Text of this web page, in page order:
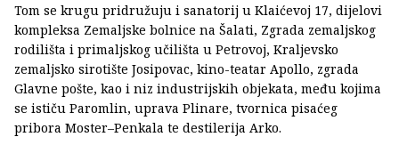
Tom se krugu pridružuju i sanatorij u Klaićevoj 17, dijelovi
kompleksa Zemaljske bolnice na Šalati, Zgrada zemaljskog
rodilišta i primaljskog učilišta u Petrovoj, Kraljevsko
zemaljsko sirotište Josipovac, kino-teatar Apollo, zgrada
Glavne pošte, kao i niz industrijskih objekata, među kojima
se ističu Paromlin, uprava Plinare, tvornica pisaćeg
pribora Moster–Penkala te destilerija Arko.